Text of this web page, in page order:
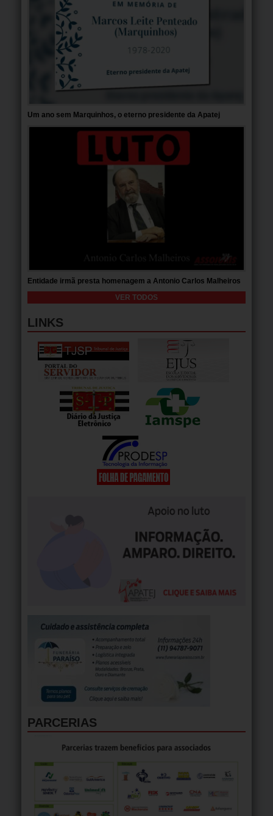
Um ano sem Marquinhos, o eterno presidente da Apatej
Entidade irmã presta homenagem a Antonio Carlos Malheiros
VER TODOS
LINKS
PARCERIAS